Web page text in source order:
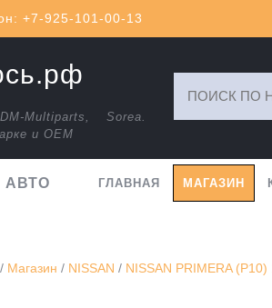
+7-925-101-00-13
Multiparts, Sorea.
и ОЕМ
АВТО ГЛАВНАЯ МАГАЗИН
/ Магазин / NISSAN / NISSAN PRIMERA